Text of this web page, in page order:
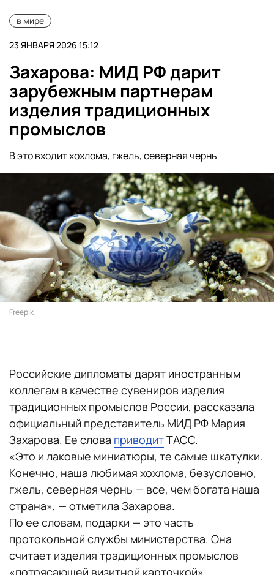
в мире
23 ЯНВАРЯ 2026 15:12
Захарова: МИД РФ дарит
зарубежным партнерам
изделия традиционных
промыслов
В это входит хохлома, гжель, северная чернь
Freepik
Российские дипломаты дарят иностранным
коллегам в качестве сувениров изделия
традиционных промыслов России, рассказала
официальный представитель МИД РФ Мария
Захарова. Ее слова приводитТАСС.
«Это и лаковые миниатюры, те самые шкатулки.
Конечно, наша любимая хохлома, безусловно,
гжель, северная чернь — все, чем богата наша
страна», — отметила Захарова.
По ее словам, подарки — это часть
протокольной службы министерства. Она
считает изделия традиционных промыслов
«потрясающей визитной карточкой».